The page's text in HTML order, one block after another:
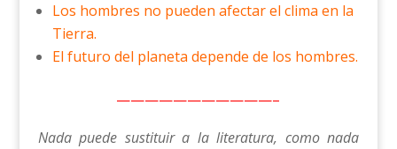
Los hombres no pueden afectar el clima en la
Tierra.
El futuro del planeta depende de los hombres.
———————————–
Nada puede sustituir a la literatura, como nada